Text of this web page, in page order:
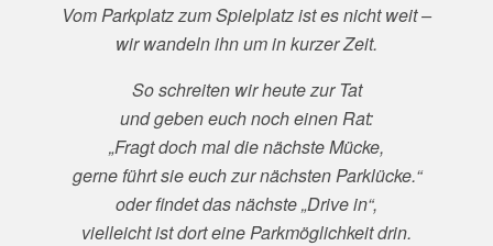
Vom Parkplatz zum Spielplatz ist es nicht weit –
wir wandeln ihn um in kurzer Zeit.
So schreiten wir heute zur Tat
und geben euch noch einen Rat:
„Fragt doch mal die nächste Mücke,
gerne führt sie euch zur nächsten Parklücke.“
oder findet das nächste „Drive in“,
vielleicht ist dort eine Parkmöglichkeit drin.